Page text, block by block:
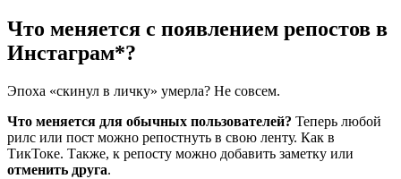
Что меняется с появлением репостов в
Инстаграм*?
Эпоха «скинул в личку» умерла? Не совсем.
Что меняется для обычных пользователей? Теперь любой
рилс или пост можно репостнуть в свою ленту. Как в
ТикТоке. Также, к репосту можно добавить заметку или
отменить друга.